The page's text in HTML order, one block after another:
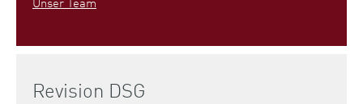
Revision DSG